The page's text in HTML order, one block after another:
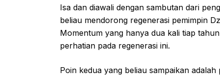
Isa dan diawali dengan sambutan dari
beliau mendorong regenerasi pemimpin
Momentum yang hanya dua kali tiap
perhatian pada regenerasi ini.
Poin kedua yang beliau sampaikan